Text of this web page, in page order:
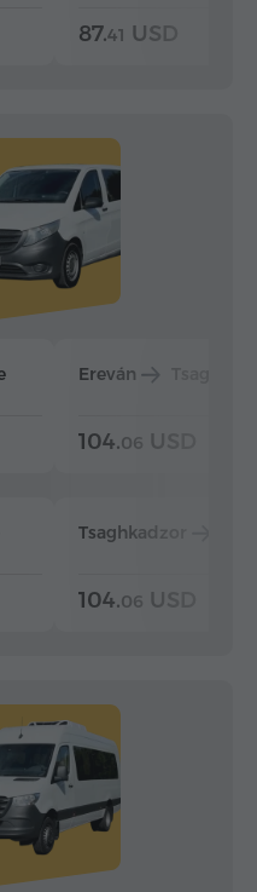
87.41 USD
Ereván
104.06 USD
Tsaghkadzor
104.06 USD